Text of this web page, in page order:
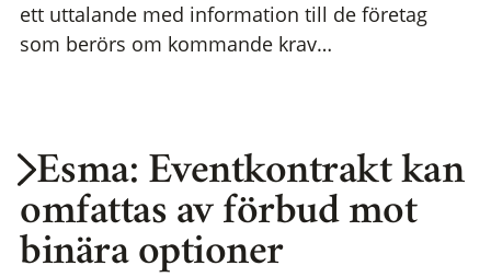
ett uttalande med information till de företag
som berörs om kommande krav…
Esma: Eventkontrakt kan
omfattas av förbud mot
binära optioner